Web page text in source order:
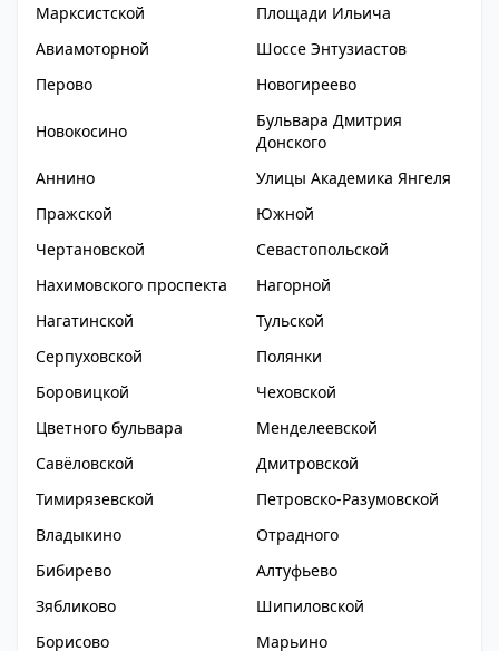
Марксистской
Площади Ильича
Авиамоторной
Шоссе Энтузиастов
Перово
Новогиреево
Новокосино
Бульвара Дмитрия
Донского
Аннино
Улицы Академика Янгеля
Пражской
Южной
Чертановской
Севастопольской
Нахимовского проспекта
Нагорной
Нагатинской
Тульской
Серпуховской
Полянки
Боровицкой
Чеховской
Цветного бульвара
Менделеевской
Савёловской
Дмитровской
Тимирязевской
Петровско-Разумовской
Владыкино
Отрадного
Бибирево
Алтуфьево
Зябликово
Шипиловской
Борисово
Марьино